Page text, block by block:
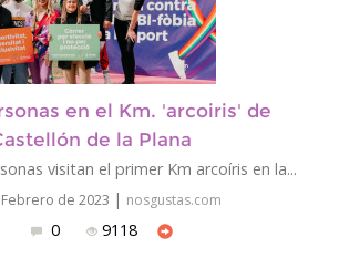
en el Km. 'arcoiris' de
de la Plana
visitan el primer Km arcoíris en la...
de 2023 | nosgustas.com
0 9118